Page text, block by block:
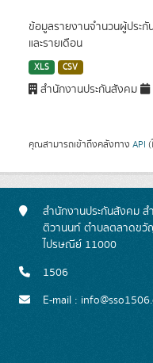
ข้อมูลรายงานจำนวนผู้ประ
และรายเดือน
XLS CSV
สำนักงานประกันสังคม
คุณสามารถเข้าถึงคลังทาง API
สำนักงานประกันสังคม
ติวานนท์ ตำบลตลาดขวั
ไปรษณีย์ 11000
1506
E-mail :